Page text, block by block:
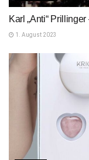
Karl „Anti“
1. August 2023